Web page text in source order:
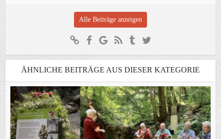
Alle Beiträge anzeigen
ÄHNLICHE BEITRÄGE AUS DIESER KATEGORIE